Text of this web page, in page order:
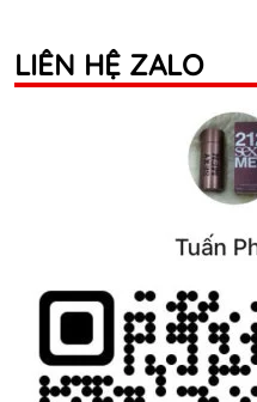
LIÊN HỆ ZALO